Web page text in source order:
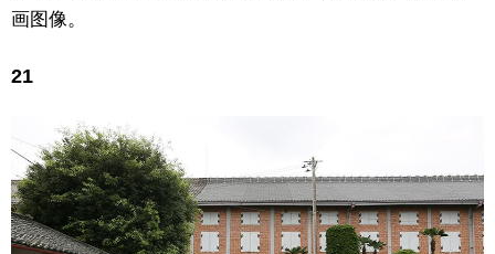
画图像。
21